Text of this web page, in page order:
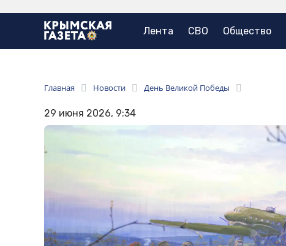
Лента СВО Общество
Главная Новости День Великой Победы
29 июня 2026, 9:34